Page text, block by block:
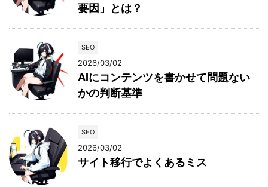
要因」とは？
SEO
2026/03/02
AIにコンテンツを書かせて問題ない
かの判断基準
SEO
2026/03/02
サイト移行でよくあるミス